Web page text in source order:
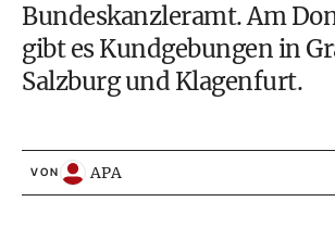
Bundeskanzleramt. Am
gibt es Kundgebungen in
Salzburg und Klagenfurt.
VON APA